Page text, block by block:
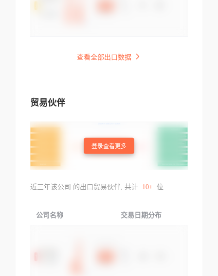
查看全部出口数据
贸易伙伴
登录查看更多
近三年该公司 的出口贸易伙伴, 共计 10+ 位
公司名称 交易日期分布